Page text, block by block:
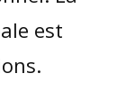
est